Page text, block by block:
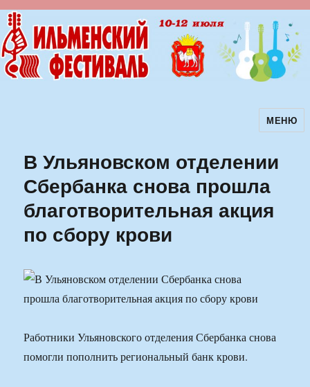
Ильменский фестиваль авторскойМЕНЮ
В Ульяновском отделении
Сбербанка снова прошла
благотворительная акция
по сбору крови
Работники Ульяновского отделения Сбербанка снова
помогли пополнить региональный банк крови.